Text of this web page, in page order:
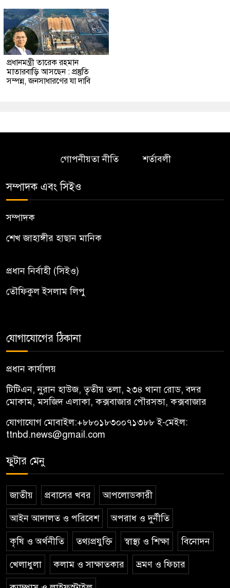
প্রধানমন্ত্রী তারেক রহমান
মাতারবাড়ি আসছেন : প্রস্তুতি
সম্পন্ন, জনসাধারণের যা দাবি
গোপনীয়তা নীতি শর্তাবলী
সম্পাদক এবং সিইও
সম্পাদক
শেখ জাহাঙ্গীর হাছান মানিক
প্রধান নির্বাহী (সিইও)
তৌফিকুল ইসলাম লিপু
যোগাযোগের ঠিকানা
প্রধান কার্যালয়
টিটিএন, নু্রান হাউজ, তৃতীয় তলা, ২৩৪ থানা রোড, বদর
মোকাম, মসজিদ এলাকা, কক্সবাজার পৌরসভা, কক্সবাজার
যোগাযোগ মোবাইল:+৮৮০১৮৩০০৭১৩৮৮ই-মেইল:
ttnbd.news@gmail.com
ফুটার মেনু
জাতীয় প্রবাসের খবর আপলোডকারী
আইন আদালত ও পরিবেশ অপরাধ ও দুর্নীতি
কৃষি ও অর্থনীতি তথ্যপ্রযুক্তি স্বাস্থ্য ও শিক্ষা বিনোদন
খেলাধুলা কলাম ও সাক্ষাতকার ভ্রমণ ও ফিচার